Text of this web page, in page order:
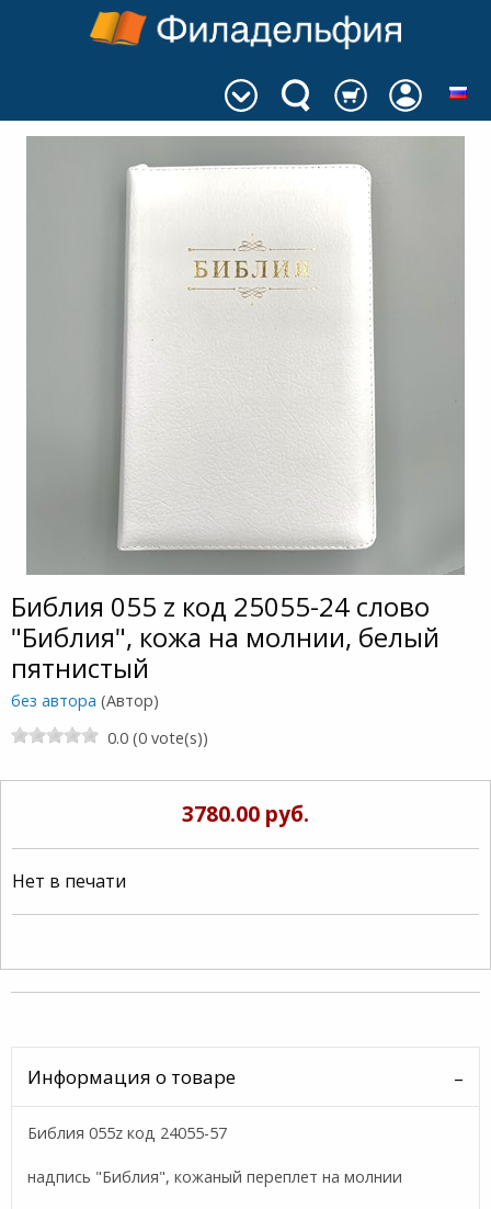
Библия 055 z код 25055-24 слово
"Библия", кожа на молнии, белый
пятнистый
без автора (Автор)
0.0 (0 vote(s))
3780.00 руб.
Нет в печати
Информация о товаре
Библия 055z код 24055-57
надпись "Библия", кожаный переплет на молнии